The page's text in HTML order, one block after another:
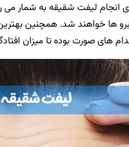
انجام لیفت شقیقه به شمار می
های صورت بوده تا میزان